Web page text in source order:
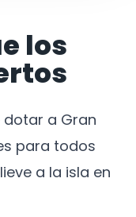
los
dotar a Gran
para todos
a la isla en